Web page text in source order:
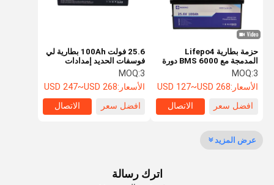
مراقبة الجودة اتصل بنا القضايا
بطارية ليثيوم LifePO4
نظام تخزين الطاقة الشمسية
حزمة بطارية Lifepo4
المدمجة مع BMS 6000 دورة
للاستخدام البحري للطاقة
الشمسية RV
MOQ:3
الأسعار:USD 127~USD 268
افضل سعر
الاتصال
25.6 فولت 100Ah بطارية لي
فوسفات الحديد إمدادات
الطاقة المستمرة بطارية
LiFePO4
MOQ:3
الأسعار:USD 247~USD 268
افضل سعر
الاتصال
عرض المزيد
اترك رسالة